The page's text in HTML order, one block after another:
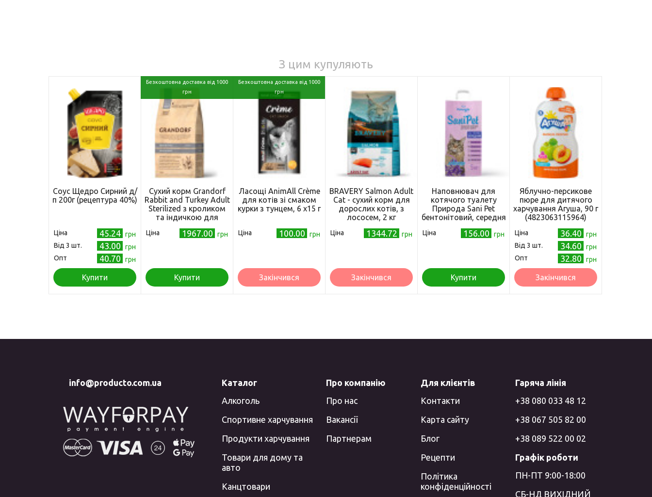
З цим купуляють
Соус Щедро Сирний д/
п 200г (рецептура 40%)
Ціна 45.24 грн
Від 3 шт.
43.00
грн
Опт
40.70 грн
Купити
Безкоштовна доставка від 1000
грн
Сухий корм Grandorf
Rabbit and Turkey Adult
Sterilized з кроликом
та індичкою для
кг
Ціна 1967.00 грн
Купити
Безкоштовна доставка від 1000
грн
Ласощі AnimAll Сrème
для котів зі смаком
курки з тунцем, 6 х15 г
Ціна 100.00 грн
Закінчився
BRAVERY Salmon Adult
Cat - сухий корм для
дорослих котів, з
лососем, 2 кг
Ціна 1344.72 грн
Закінчився
Наповнювач для
котячого туалету
Природа Sani Pet
бентонітовий, середня
кг
Ціна 156.00 грн
Купити
Яблучно-персикове
пюре для дитячого
харчування Агуша, 90 г
(4823063115964)
Ціна 36.40
грн
Від 3 шт.
34.60
грн
Опт
32.80 грн
Закінчився
info@producto.com.ua
Каталог
Алкоголь
Спортивне харчування
Продукти харчування
Товари для дому та
авто
Канцтовари
Про компанію
Про нас
Вакансії
Партнерам
Для клієнтів
Контакти
Карта сайту
Блог
Рецепти
Політика
конфіденційності
Гаряча лінія
+38 080 033 48 12
+38 067 505 82 00
+38 089 522 00 02
Графік роботи
ПН-ПТ 9:00-18:00
СБ-НД ВИХІДНИЙ